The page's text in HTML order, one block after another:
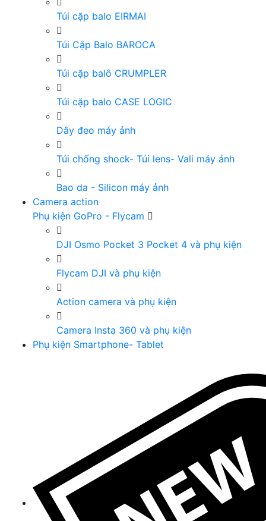
Túi cặp balo EIRMAI
Túi Cặp Balo BAROCA
Túi cặp balô CRUMPLER
Túi cặp balo CASE LOGIC
Dây đeo máy ảnh
Túi chống shock- Túi lens- Vali máy ảnh
Bao da - Silicon máy ảnh
Camera action
Phụ kiện GoPro - Flycam
DJI Osmo Pocket 3 Pocket 4 và phụ kiện
Flycam DJI và phụ kiện
Action camera và phụ kiện
Camera Insta 360 và phụ kiện
Phụ kiện Smartphone- Tablet